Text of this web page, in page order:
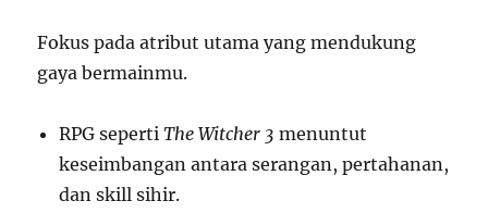
Fokus pada atribut utama yang mendukung
gaya bermainmu.
RPG sepertiThe Witcher 3 menuntut
keseimbangan antara serangan, pertahanan,
dan skill sihir.